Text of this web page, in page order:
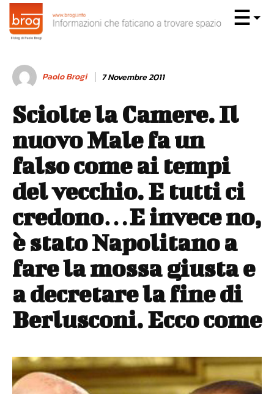
Paolo Brogi 7 Novembre 2011
Sciolte la Camere. Il
nuovo Male fa un
falso come ai tempi
del vecchio. E tutti ci
credono…E invece no,
è stato Napolitano a
fare la mossa giusta e
a decretare la fine di
Berlusconi. Ecco come